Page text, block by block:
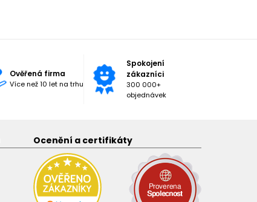
Ověřená firma
Více než 10 let na trhu
Spokojení
zákazníci
300 000+
objednávek
Ocenění a certifikáty